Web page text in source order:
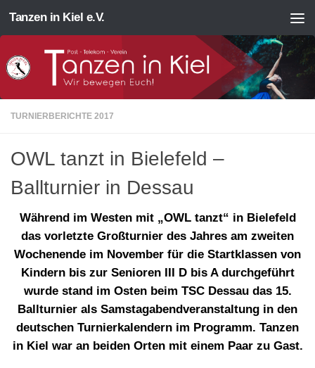
Zum Inhalt springen
Tanzen in Kiel e.V.
TURNIERBERICHTE 2017
OWL tanzt in Bielefeld –
Ballturnier in Dessau
Während im Westen mit „OWL tanzt“ in Bielefeld
das vorletzte Großturnier des Jahres am zweiten
Wochenende im November für die Startklassen von
Kindern bis zur Senioren III D bis A durchgeführt
wurde stand im Osten beim TSC Dessau das 15.
Ballturnier als Samstagabendveranstaltung in den
deutschen Turnierkalendern im Programm. Tanzen
in Kiel war an beiden Orten mit einem Paar zu Gast.